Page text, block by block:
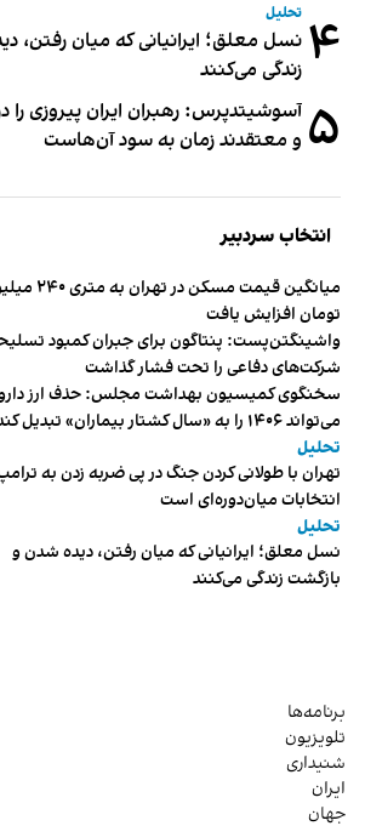
۴ تحلیل
نسل معلق؛ ایرانیانی که میان رفتن،
زندگی می‌کنند
۵ آسوشیتدپرس: رهبران ایران پیروزی
و معتقدند زمان به سود آن‌هاست
انتخاب سردبیر
میانگین قیمت مسکن در
تومان افزایش یافت
واشینگتن‌پست: پنتاگون برای جبران کمبود
شرکت‌های دفاعی را تحت فشار گذاشت
سخنگوی کمیسیون بهداشت مجلس: حذف ارز
می‌تواند ۱۴۰۶ را به «سال کشتار بیماران» تبدیل کند
تحلیل
تهران با طولانی کردن جنگ در پی ضربه زدن به
انتخابات میان‌دوره‌ای است
تحلیل
نسل معلق؛ ایرانیانی که میان رفتن، دیده شدن و
بازگشت زندگی می‌کنند
برنامه‌ها
تلویزیون
شنیداری
ایران
جهان